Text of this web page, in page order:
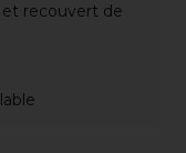
et recouvert de